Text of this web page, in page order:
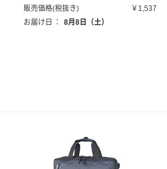
販売価格(税抜き)
￥1,537
お届け日
： 8月8日（土）